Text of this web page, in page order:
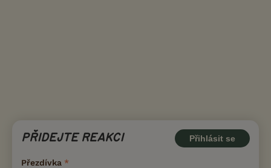
PŘIDEJTE REAKCI Přihlásit se
Přezdívka